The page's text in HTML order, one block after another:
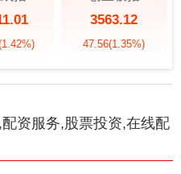
3563.12
47.56(1.35%)
资服务,股票投资,在线配